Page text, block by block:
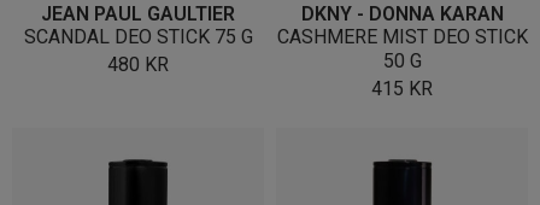
JEAN PAUL GAULTIER
SCANDAL DEO STICK 75 G
480 KR
DKNY - DONNA KARAN
CASHMERE MIST DEO STICK
50 G
415 KR